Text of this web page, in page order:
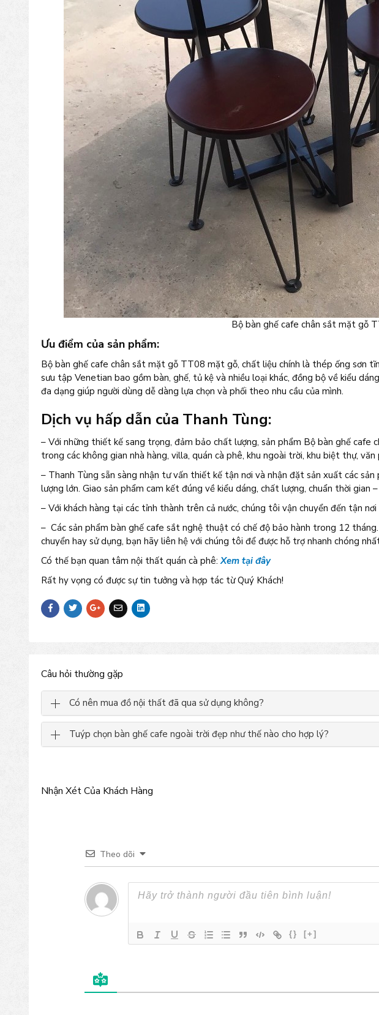
Bộ bàn ghế cafe chân sắt mặt gỗ
Ưu điểm của sản phẩm:
Bộ bàn ghế cafe chân sắt mặt gỗ TT08 mặt gỗ, chất liệu chính là thép ống sơn
sưu tập Venetian bao gồm bàn, ghế, tủ kệ và nhiều loại khác, đồng bộ về kiểu
đa dạng giúp người dùng dễ dàng lựa chọn và phối theo nhu cầu của mình.
Dịch vụ hấp dẫn của Thanh Tùng:
– Với những thiết kế sang trọng, đảm bảo chất lượng, sản phẩm Bộ bàn ghế
trong các không gian nhà hàng, villa, quán cà phê, khu ngoài trời, khu biệt thự, văn
– Thanh Tùng sẵn sàng nhận tư vấn thiết kế tận nơi và nhận đặt sản xuất các
lượng lớn. Giao sản phẩm cam kết đúng về kiểu dáng, chất lượng, chuẩn thời gian
– Với khách hàng tại các tỉnh thành trên cả nước, chúng tôi vận chuyển đến tận
– Các sản phẩm bàn ghế cafe sắt nghệ thuật có chế độ bảo hành trong 12
chuyển hay sử dụng, bạn hãy liên hệ với chúng tôi để được hỗ trợ nhanh chóng
Có thế bạn quan tâm nội thất quán cà phê:Xem tại đây
Rất hy vọng có được sự tin tưởng và hợp tác từ Quý Khách!
Câu hỏi thường gặp
Có nên mua đồ nội thất đã qua sử dụng không?
Tuýp chọn bàn ghế cafe ngoài trời đẹp như thế nào cho hợp lý?
Nhận Xét Của Khách Hàng
Theo dõi
{} [+]